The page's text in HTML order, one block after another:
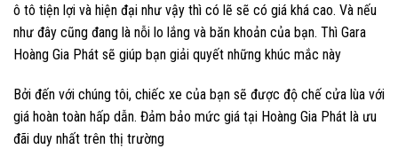
ô tô tiện lợi và hiện đại như vậy thì có lẽ sẽ có giá khá cao. Và nếu
như đây cũng đang là nỗi lo lắng và băn khoản của bạn. Thì Gara
Hoàng Gia Phát sẽ giúp bạn giải quyết những khúc mắc này
Bởi đến với chúng tôi, chiếc xe của bạn sẽ được độ chế cửa lùa với
giá hoàn toàn hấp dẫn. Đảm bảo mức giá tại Hoàng Gia Phát là ưu
đãi duy nhất trên thị trường